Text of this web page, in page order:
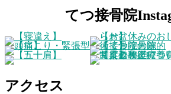
てつ接骨院
アクセス